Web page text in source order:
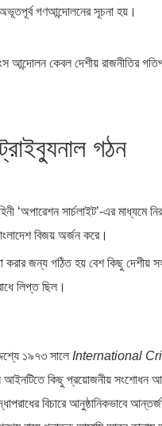
গণআন্দোলনের সূচনা হয়।
আন্দোলন কেবল দেশীয় রাজনীতির
গঠন
‘অপারেশন সার্চলাইট’-এর
বিজয় অর্জন করে।
করার জন্য গঠিত হয় বেশ কিছু
লিপ্ত ছিল।
১৯৭৩ সালে International
আইনটিতে কিছু প্রয়োজনীয় সংশোধন
বিচারে আনুষ্ঠানিকভাবে